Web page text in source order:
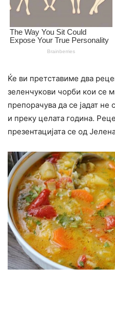
Ќе ви претставиме два
зеленчукови чорби кои се
препорачува да се јадат не
и преку целата година.
презентацијата се од